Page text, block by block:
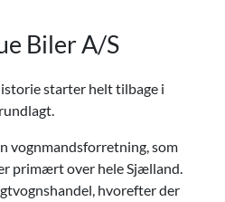
Biler A/S
starter helt tilbage i
vognmandsforretning, som
primært over hele Sjælland.
hvorefter der